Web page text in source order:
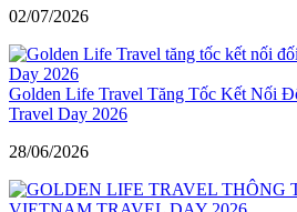
02/07/2026
Golden Life Travel Tăng Tốc Kết Nối
Travel Day 2026
28/06/2026